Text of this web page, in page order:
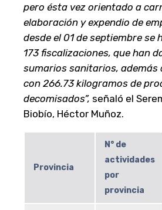
pero ésta vez orientado a
elaboración y expendio de
desde el 01 de septiembre se
173 fiscalizaciones, que han
sumarios sanitarios, además
con 266.73 kilogramos de
decomisados”, señaló el
Biobío, Héctor Muñoz.
Provincia
N° de
actividades
por
provincia